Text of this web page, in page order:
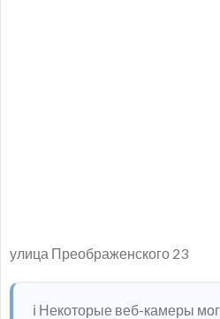
улица Преображенского 23
ℹ️ Некоторые веб-камеры